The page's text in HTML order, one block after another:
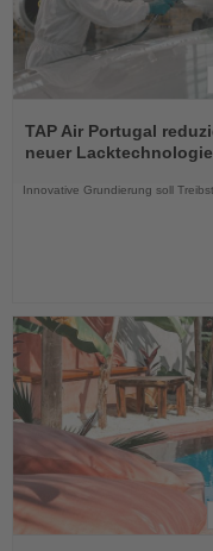
Sie
die
TAP Air Portugal
neuer Lacktechnologie
Innovative Grundierung soll